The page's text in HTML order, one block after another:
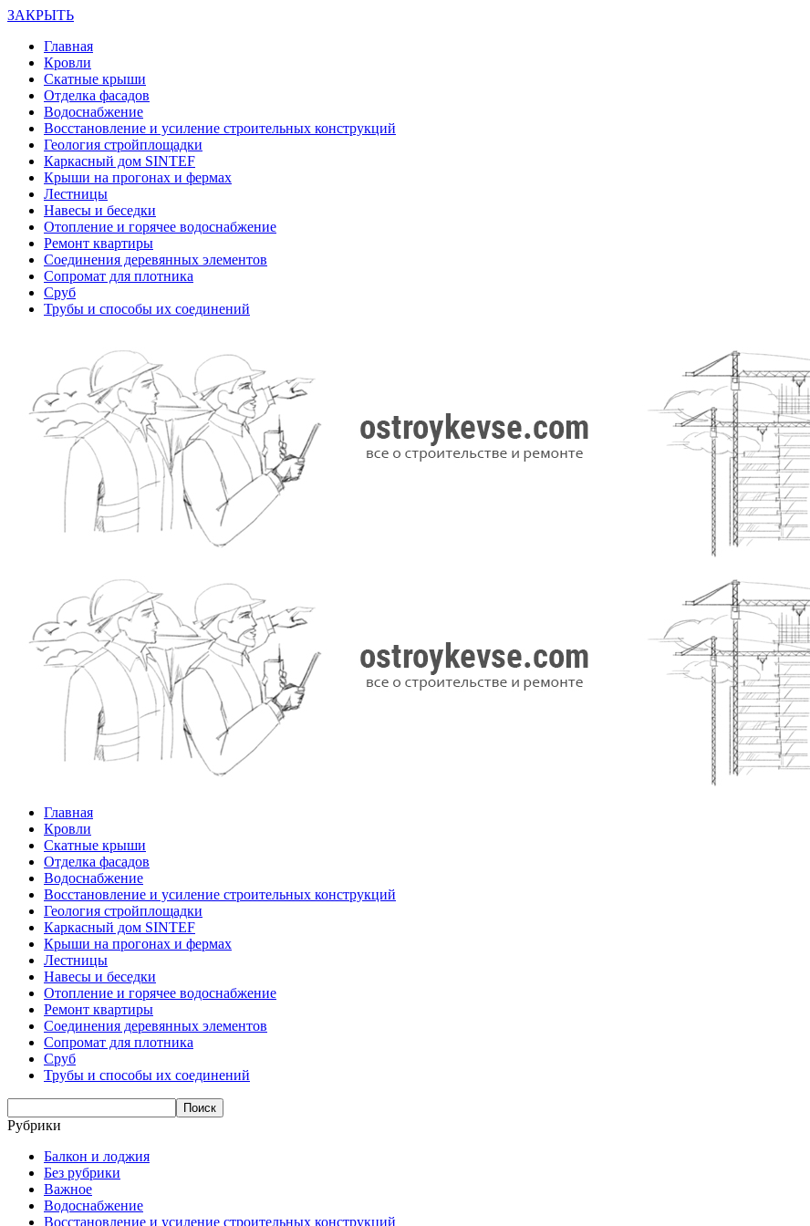
ЗАКРЫТЬ
Главная
Кровли
Скатные крыши
Отделка фасадов
Водоснабжение
Восстановление и усиление строительных конструкций
Геология стройплощадки
Каркасный дом SINTEF
Крыши на прогонах и фермах
Лестницы
Навесы и беседки
Отопление и горячее водоснабжение
Ремонт квартиры
Соединения деревянных элементов
Сопромат для плотника
Сруб
Трубы и способы их соединений
Главная
Кровли
Скатные крыши
Отделка фасадов
Водоснабжение
Восстановление и усиление строительных конструкций
Геология стройплощадки
Каркасный дом SINTEF
Крыши на прогонах и фермах
Лестницы
Навесы и беседки
Отопление и горячее водоснабжение
Ремонт квартиры
Соединения деревянных элементов
Сопромат для плотника
Сруб
Трубы и способы их соединений
Рубрики
Балкон и лоджия
Без рубрики
Важное
Водоснабжение
Восстановление и усиление строительных конструкций